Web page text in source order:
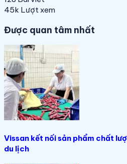
45k Lượt xem
Được quan tâm nhất
Vissan kết nối sản phẩm chất
du lịch